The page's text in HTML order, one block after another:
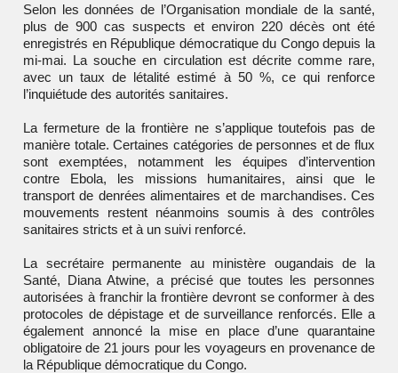
Selon les données de l’Organisation mondiale de la santé,
plus de 900 cas suspects et environ 220 décès ont été
enregistrés en République démocratique du Congodepuis la
mi-mai. La souche en circulation est décrite comme rare,
avec un taux de létalité estimé à 50 %, ce qui renforce
l’inquiétude des autorités sanitaires.
La fermeture de la frontière ne s’applique toutefois pas de
manière totale. Certaines catégories de personnes et de flux
sont exemptées, notamment les équipes d’intervention
contre Ebola, les missions humanitaires, ainsi que le
transport de denrées alimentaires et de marchandises. Ces
mouvements restent néanmoins soumis à des contrôles
sanitaires stricts et à un suivi renforcé.
La secrétaire permanente au ministère ougandais de la
Santé, Diana Atwine, a précisé que toutes les personnes
autorisées à franchir la frontière devront se conformer à des
protocoles de dépistage et de surveillance renforcés. Elle a
également annoncé la mise en place d’une quarantaine
obligatoire de 21 jours pour les voyageurs en provenance de
la République démocratique du Congo.